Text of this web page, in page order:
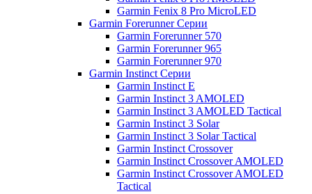
Garmin Fenix 8 Pro MicroLED
Garmin Forerunner Серии
Garmin Forerunner 570
Garmin Forerunner 965
Garmin Forerunner 970
Garmin Instinct Серии
Garmin Instinct E
Garmin Instinct 3 AMOLED
Garmin Instinct 3 AMOLED Tactical
Garmin Instinct 3 Solar
Garmin Instinct 3 Solar Tactical
Garmin Instinct Crossover
Garmin Instinct Crossover AMOLED
Garmin Instinct Crossover AMOLED
Tactical